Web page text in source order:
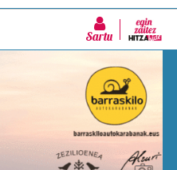
Sartu